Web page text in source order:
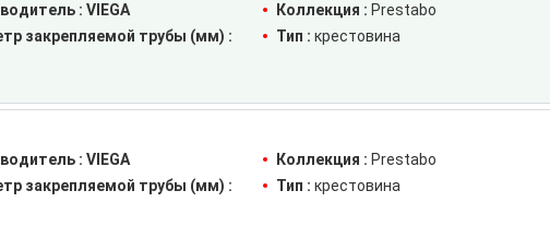
: VIEGA Коллекция : Prestabo
закрепляемой трубы (мм) :
Тип : крестовина
: VIEGA Коллекция : Prestabo
закрепляемой трубы (мм) :
Тип : крестовина